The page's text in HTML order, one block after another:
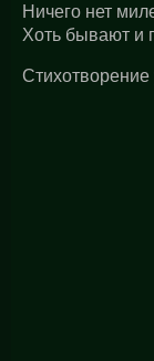
Ничего нет
Хоть бывают и
Стихотворение